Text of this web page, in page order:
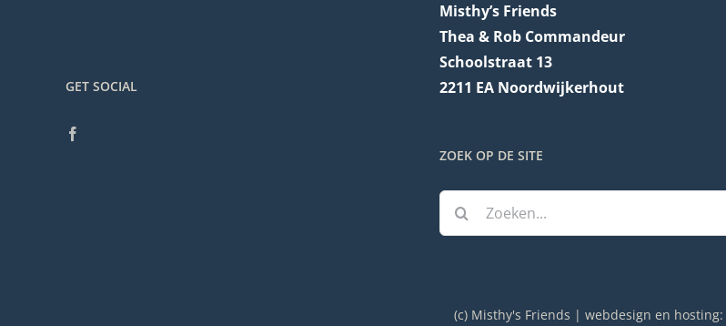
GET SOCIAL
Misthy’s Friends
Thea & Rob Commandeur
Schoolstraat 13
2211 EA Noordwijkerhout
ZOEK OP DE SITE
Zoeken
naar:
(c) Misthy's Friends | webdesign en hosting: